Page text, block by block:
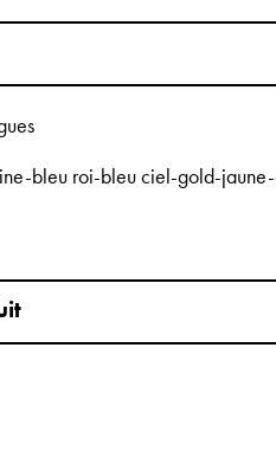
bleu roi-bleu ciel-gold-